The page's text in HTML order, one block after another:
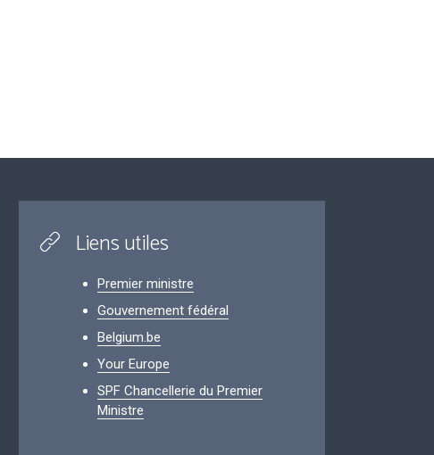
Liens utiles
Premier ministre
Gouvernement fédéral
Belgium.be
Your Europe
SPF Chancellerie du Premier
Ministre